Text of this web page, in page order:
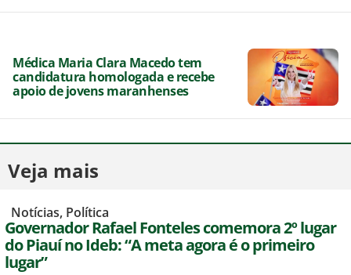
Médica Maria Clara Macedo tem
candidatura homologada e recebe
apoio de jovens maranhenses
Veja mais
Notícias, Política
Governador Rafael Fonteles comemora 2º lugar
do Piauí no Ideb: “A meta agora é o primeiro
lugar”